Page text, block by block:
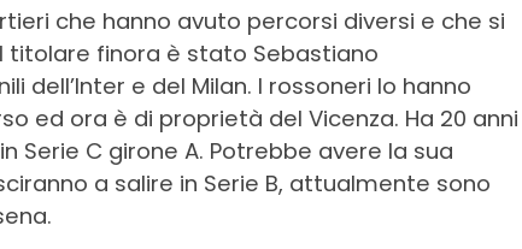
che hanno avuto percorsi diversi e che si
titolare finora è stato Sebastiano
dell’Inter e del Milan. I rossoneri lo hanno
ed ora è di proprietà del Vicenza. Ha 20 anni
Serie C girone A. Potrebbe avere la sua
a salire in Serie B, attualmente sono